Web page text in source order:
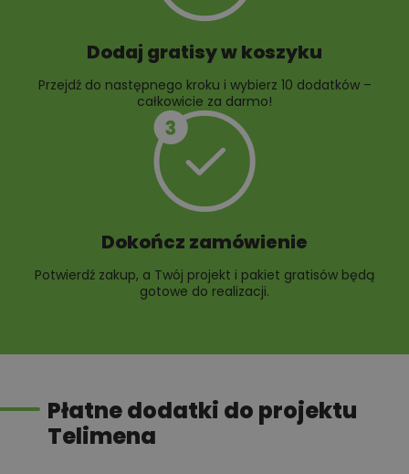
Dodaj gratisy w koszyku
Przejdź do następnego kroku i wybierz 10 dodatków –
całkowicie za darmo!
Dokończ zamówienie
Potwierdź zakup, a Twój projekt i pakiet gratisów będą
gotowe do realizacji.
Płatne dodatki do projektu
Telimena